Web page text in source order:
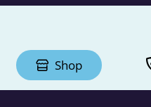
Shop